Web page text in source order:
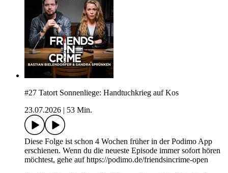
#27 Tatort Sonnenliege: Handtuchkrieg auf Kos
23.07.2026
53 Min.
Diese Folge ist schon 4 Wochen früher in der Podimo App
erschienen. Wenn du die neueste Episode immer sofort hören
möchtest, gehe auf https://podimo.de/friendsincrime-open